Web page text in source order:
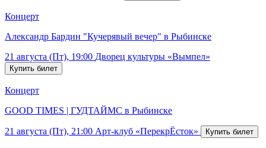
Концерт
Александр Бардин "Кучерявый вечер" в Рыбинске
21 августа (Пт), 19:00 Дворец культуры «Вымпел»
Концерт
GOOD TIMES | ГУДТАЙМС в Рыбинске
21 августа (Пт), 21:00 Арт-клуб «ПерекрЁсток»